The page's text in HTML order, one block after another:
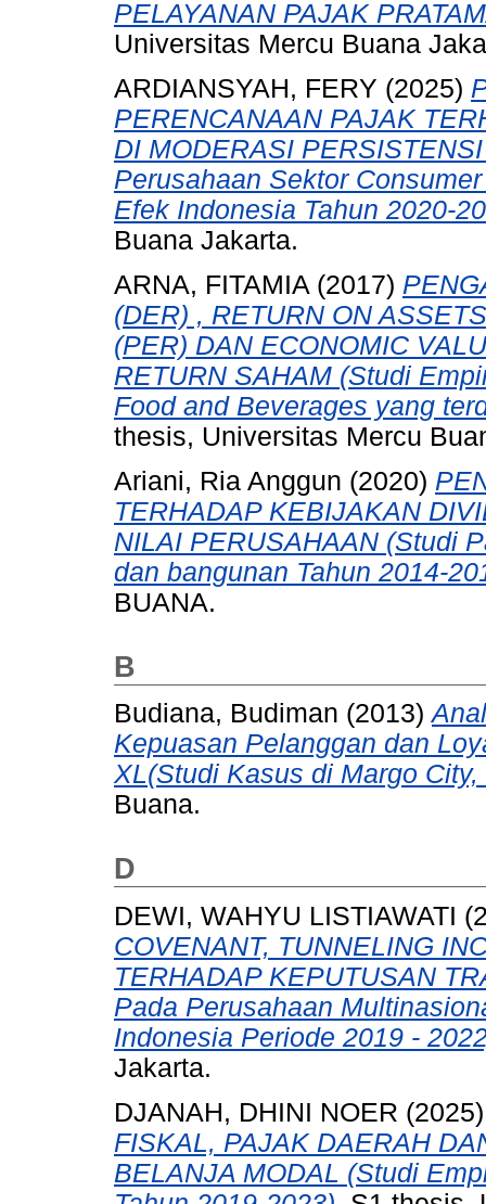
PELAYANAN PAJAK
Universitas Mercu Buana
ARDIANSYAH, FERY (2025)
PERENCANAAN PAJAK
DI MODERASI
Perusahaan Sektor
Efek Indonesia Tahun 2020-
Buana Jakarta.
ARNA, FITAMIA (2017)
(DER) , RETURN ON
(PER) DAN ECONOMIC
RETURN SAHAM (Studi
Food and Beverages yang
thesis, Universitas Mercu
Ariani, Ria Anggun (2020)
TERHADAP KEBIJAKAN
NILAI PERUSAHAAN (Studi
dan bangunan Tahun 2014-
BUANA.
B
Budiana, Budiman (2013)
Kepuasan Pelanggan dan
XL(Studi Kasus di Margo City,
Buana.
D
DEWI, WAHYU LISTIAWATI
COVENANT, TUNNELING
TERHADAP KEPUTUSAN
Pada Perusahaan
Indonesia Periode 2019 -
Jakarta.
DJANAH, DHINI NOER
FISKAL, PAJAK DAERAH
BELANJA MODAL (Studi